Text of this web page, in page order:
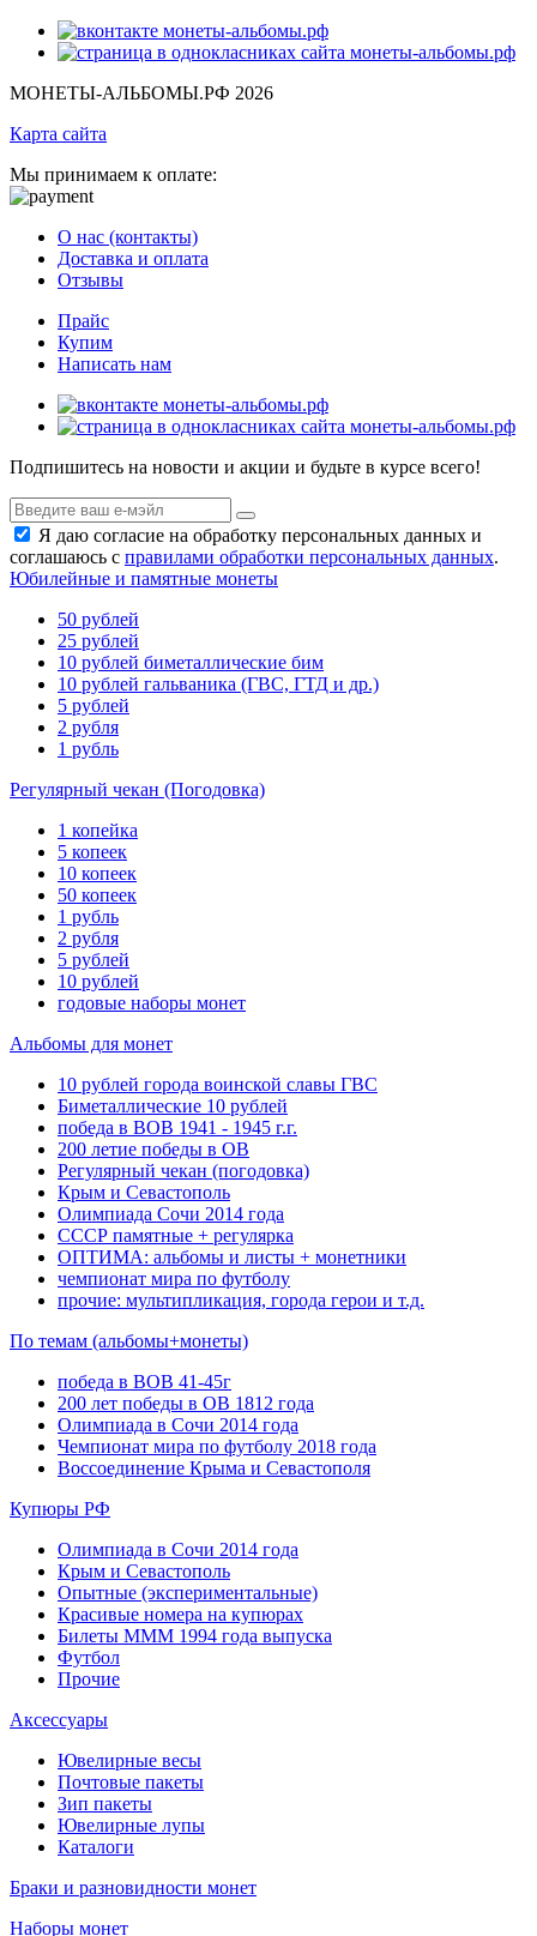
МОНЕТЫ-АЛЬБОМЫ.РФ 2026
Карта сайта
Мы принимаем к оплате:
О нас (контакты)
Доставка и оплата
Отзывы
Прайс
Купим
Написать нам
Подпишитесь на новости и акции и будьте в курсе всего!
Я даю согласие на обработку персональных данных и
соглашаюсь с правилами обработки персональных данных.
Юбилейные и памятные монеты
50 рублей
25 рублей
10 рублей биметаллические бим
10 рублей гальваника (ГВС, ГТД и др.)
5 рублей
2 рубля
1 рубль
Регулярный чекан (Погодовка)
1 копейка
5 копеек
10 копеек
50 копеек
1 рубль
2 рубля
5 рублей
10 рублей
годовые наборы монет
Альбомы для монет
10 рублей города воинской славы ГВС
Биметаллические 10 рублей
победа в ВОВ 1941 - 1945 г.г.
200 летие победы в ОВ
Регулярный чекан (погодовка)
Крым и Севастополь
Олимпиада Сочи 2014 года
СССР памятные + регулярка
ОПТИМА: альбомы и листы + монетники
чемпионат мира по футболу
прочие: мультипликация, города герои и т.д.
По темам (альбомы+монеты)
победа в ВОВ 41-45г
200 лет победы в ОВ 1812 года
Олимпиада в Сочи 2014 года
Чемпионат мира по футболу 2018 года
Воссоединение Крыма и Севастополя
Купюры РФ
Олимпиада в Сочи 2014 года
Крым и Севастополь
Опытные (экспериментальные)
Красивые номера на купюрах
Билеты МММ 1994 года выпуска
Футбол
Прочие
Аксессуары
Ювелирные весы
Почтовые пакеты
Зип пакеты
Ювелирные лупы
Каталоги
Браки и разновидности монет
Наборы монет